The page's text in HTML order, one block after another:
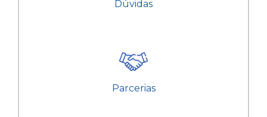
Dúvidas
Parcerias